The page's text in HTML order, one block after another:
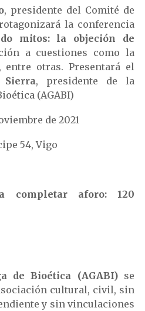
, presidente del Comité de
la conferencia
mitos: la objeción de
a cuestiones como la
entre otras. Presentará el
, presidente de la
(AGABI)
de 2021
54, Vigo
completar aforo: 120
de Bioética (AGABI) se
cultural, civil, sin
y sin vinculaciones